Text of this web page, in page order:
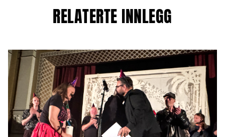
RELATERTE INNLEGG